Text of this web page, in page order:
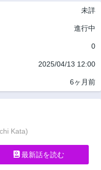
未詳
進行中
0
2025/04/13 12:00
6ヶ月前
Kata)
最新話を読む